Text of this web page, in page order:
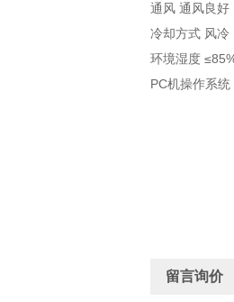
通风 通风良好
冷却方式 风冷
环境湿度
PC机操作系
留言询价